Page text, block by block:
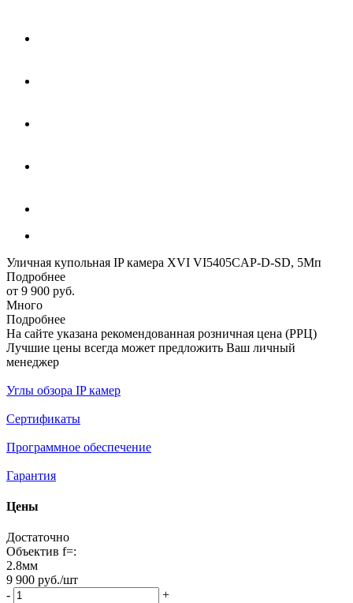
Уличная купольная IP камера XVI VI5405CAP-D-SD, 5Мп
Подробнее
от 9 900 руб.
Много
Подробнее
На сайте указана рекомендованная розничная цена (РРЦ)
Лучшие цены всегда может предложить Ваш личный
менеджер
Углы обзора IP камер
Сертификаты
Программное обеспечение
Гарантия
Цены
Достаточно
Объектив f=:
2.8мм
9 900 руб./шт
-
+